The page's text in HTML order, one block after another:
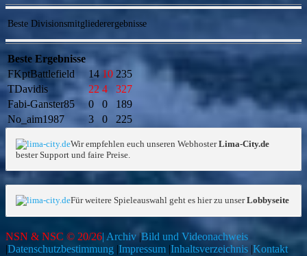
Beste Divisionsmitgliederergebnisse
Beste Ergebnisse
FKptBattlefield
14 10 235
TDavidis
22 4
327
Fabi-Ganster85
0 0
189
No_aim1987
3 0 225
Wir empfehlen euch unseren WebhosterLima-City.de
bester Support und faire Preise.
Für weitere Spieleauswahl geht es hier zu unserLobbyseite
NSN & NSC © 20/26| Archiv |Bild und Videonachweis
|Datenschutzbestimmung |Impressum |Inhaltsverzeichnis |Kontakt